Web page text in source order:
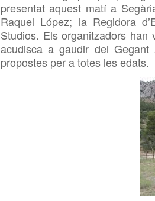
presentat aquest matí a
Raquel López; la Regidora
Studios. Els organitzadors
acudisca a gaudir del Gegant
propostes per a totes les edats.